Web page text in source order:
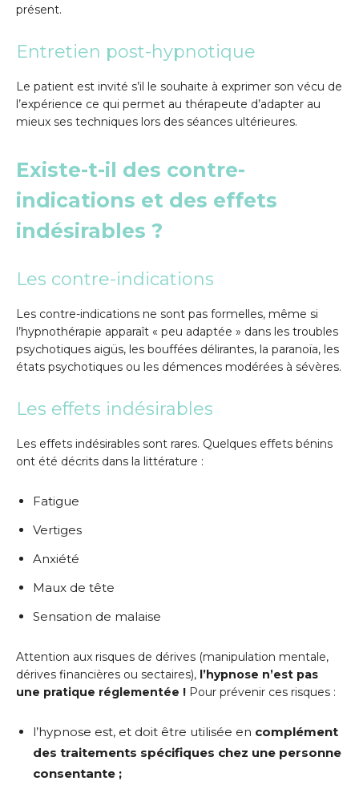
présent.
Entretien post-hypnotique
Le patient est invité s’il le souhaite à exprimer son vécu de
l’expérience ce qui permet au thérapeute d’adapter au
mieux ses techniques lors des séances ultérieures.
Existe-t-il des contre-
indications et des effets
indésirables ?
Les contre-indications
Les contre-indications ne sont pas formelles, même si
l’hypnothérapie apparaît « peu adaptée » dans les troubles
psychotiques aigüs, les bouffées délirantes, la paranoïa, les
états psychotiques ou les démences modérées à sévères.
Les effets indésirables
Les effets indésirables sont rares. Quelques effets bénins
ont été décrits dans la littérature :
Fatigue
Vertiges
Anxiété
Maux de tête
Sensation de malaise
Attention aux risques de dérives (manipulation mentale,
dérives financières ou sectaires), l’hypnose n’est pas
une pratique réglementée ! Pour prévenir ces risques :
l’hypnose est, et doit être utilisée en complément
des traitements spécifiques chez une personne
consentante ;